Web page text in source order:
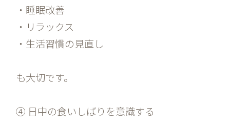
・睡眠改善
・リラックス
・生活習慣の見直し
も大切です。
④ 日中の食いしばりを意識する